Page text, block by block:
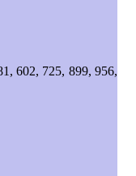
602, 725, 899, 956,